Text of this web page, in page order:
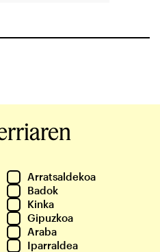
Arratsaldekoa
Badok
Kinka
Gipuzkoa
Araba
Iparraldea